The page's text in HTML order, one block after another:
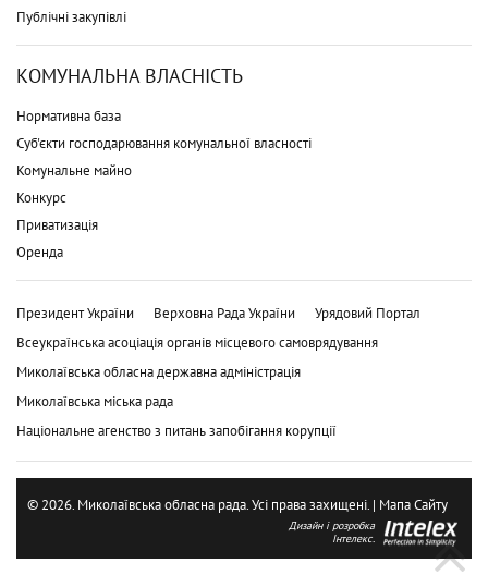
Публічні закупівлі
КОМУНАЛЬНА ВЛАСНІСТЬ
Нормативна база
Суб'єкти господарювання комунальної власності
Комунальне майно
Конкурс
Приватизація
Оренда
Президент України Верховна Рада України
Урядовий Портал
Всеукраїнська асоціація органів місцевого самоврядування
Миколаївська обласна державна адміністрація
Миколаївська міська рада
Національне агенство з питань запобігання корупції
© 2026. Миколаївська обласна рада. Усі права захищені. | Мапа Сайту
Дизайн і розробка
Інтелекс.